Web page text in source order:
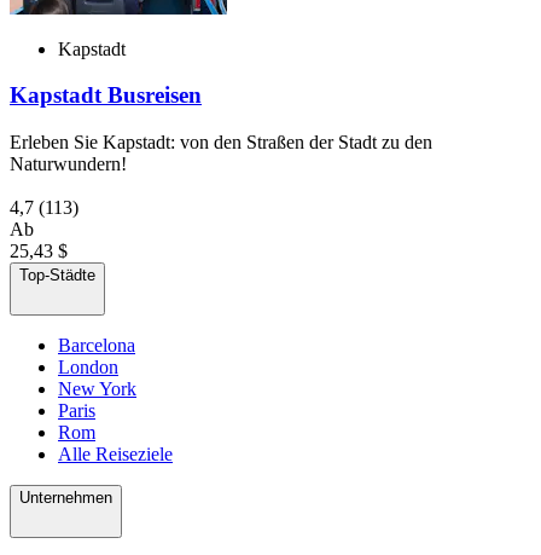
Kapstadt
Kapstadt Busreisen
Erleben Sie Kapstadt: von den Straßen der Stadt zu den
Naturwundern!
4,7 (113)
Ab
25,43 $
Top-Städte
Barcelona
London
New York
Paris
Rom
Alle Reiseziele
Unternehmen